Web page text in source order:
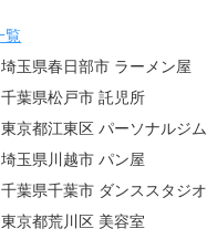
覧
玉県春日部市 ラーメン屋
葉県松戸市 託児所
京都江東区 パーソナルジム
玉県川越市 パン屋
葉県千葉市 ダンススタジオ
京都荒川区 美容室